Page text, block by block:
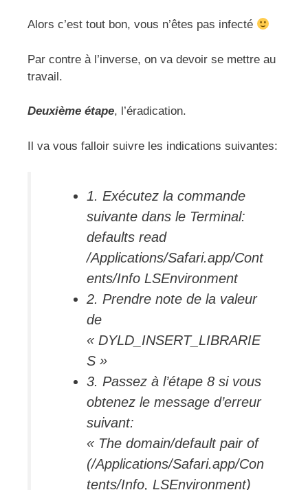
Alors c’est tout bon, vous n’êtes pas infecté
Par contre à l’inverse, on va devoir se mettre au
travail.
Deuxième étape, l’éradication.
Il va vous falloir suivre les indications suivantes:
1. Exécutez la commande
suivante dans le Terminal:
defaults read
/Applications/Safari.app/Cont
ents/Info LSEnvironment
2. Prendre note de la valeur
de
« DYLD_INSERT_LIBRARIE
S »
3. Passez à l’étape 8 si vous
obtenez le message d’erreur
suivant:
« The domain/default pair of
(/Applications/Safari.app/Con
tents/Info, LSEnvironment)